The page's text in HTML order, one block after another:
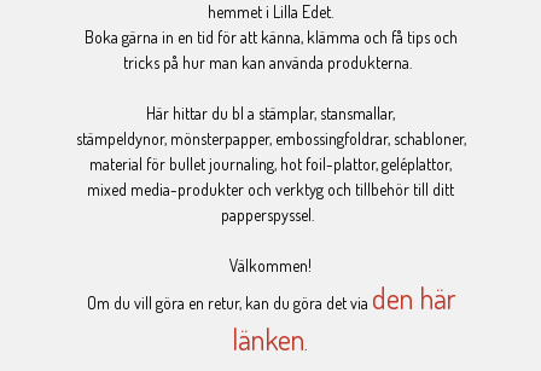
hemmet i Lilla Edet.
Boka gärna in en tid för att känna, klämma och få tips och
tricks på hur man kan använda produkterna.
Här hittar du bl a stämplar, stansmallar,
stämpeldynor, mönsterpapper, embossingfoldrar, schabloner,
material för bullet journaling, hot foil-plattor, geléplattor,
mixed media-produkter och verktyg och tillbehör till ditt
papperspyssel.
Välkommen!
Om du vill göra en retur, kan du göra det via den här
länken.